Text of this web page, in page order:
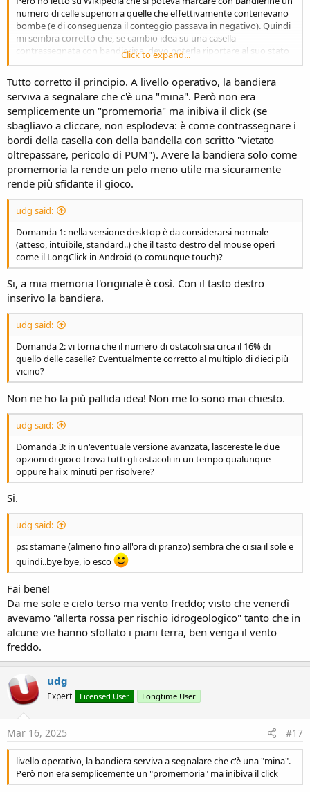
numero di celle superiori a quelle che effettivamente contenevano
bombe (e di conseguenza il conteggio passava in negativo). Quindi
mi sembra corretto che, se cambio idea su una casella
contrassegnata con bandierina, devo poterla riportare al suo stato
neutrale iniziale. Sbaglio?
Click to expand...
Tutto corretto il principio. A livello operativo, la bandiera
serviva a segnalare che c'è una "mina". Però non era
semplicemente un "promemoria" ma inibiva il click (se
sbagliavo a cliccare, non esplodeva: è come contrassegnare i
bordi della casella con della bandella con scritto "vietato
oltrepassare, pericolo di PUM"). Avere la bandiera solo come
promemoria la rende un pelo meno utile ma sicuramente
rende più sfidante il gioco.
udg said:
Domanda 1: nella versione desktop è da considerarsi normale
(atteso, intuibile, standard..) che il tasto destro del mouse operi
come il LongClick in Android (o comunque touch)?
Si, a mia memoria l'originale è così. Con il tasto destro
inserivo la bandiera.
udg said:
Domanda 2: vi torna che il numero di ostacoli sia circa il 16% di
quello delle caselle? Eventualmente corretto al multiplo di dieci più
vicino?
Non ne ho la più pallida idea! Non me lo sono mai chiesto.
udg said:
Domanda 3: in un'eventuale versione avanzata, lascereste le due
opzioni di gioco trova tutti gli ostacoli in un tempo qualunque
oppure hai x minuti per risolvere?
Si.
udg said:
ps: stamane (almeno fino all'ora di pranzo) sembra che ci sia il sole e
quindi..bye bye, io esco
Fai bene!
Da me sole e cielo terso ma vento freddo; visto che venerdì
avevamo "allerta rossa per rischio idrogeologico" tanto che in
alcune vie hanno sfollato i piani terra, ben venga il vento
freddo.
udg
Expert Licensed User Longtime User
Mar 16, 2025 #17
livello operativo, la bandiera serviva a segnalare che c'è una "mina".
Però non era semplicemente un "promemoria" ma inibiva il click